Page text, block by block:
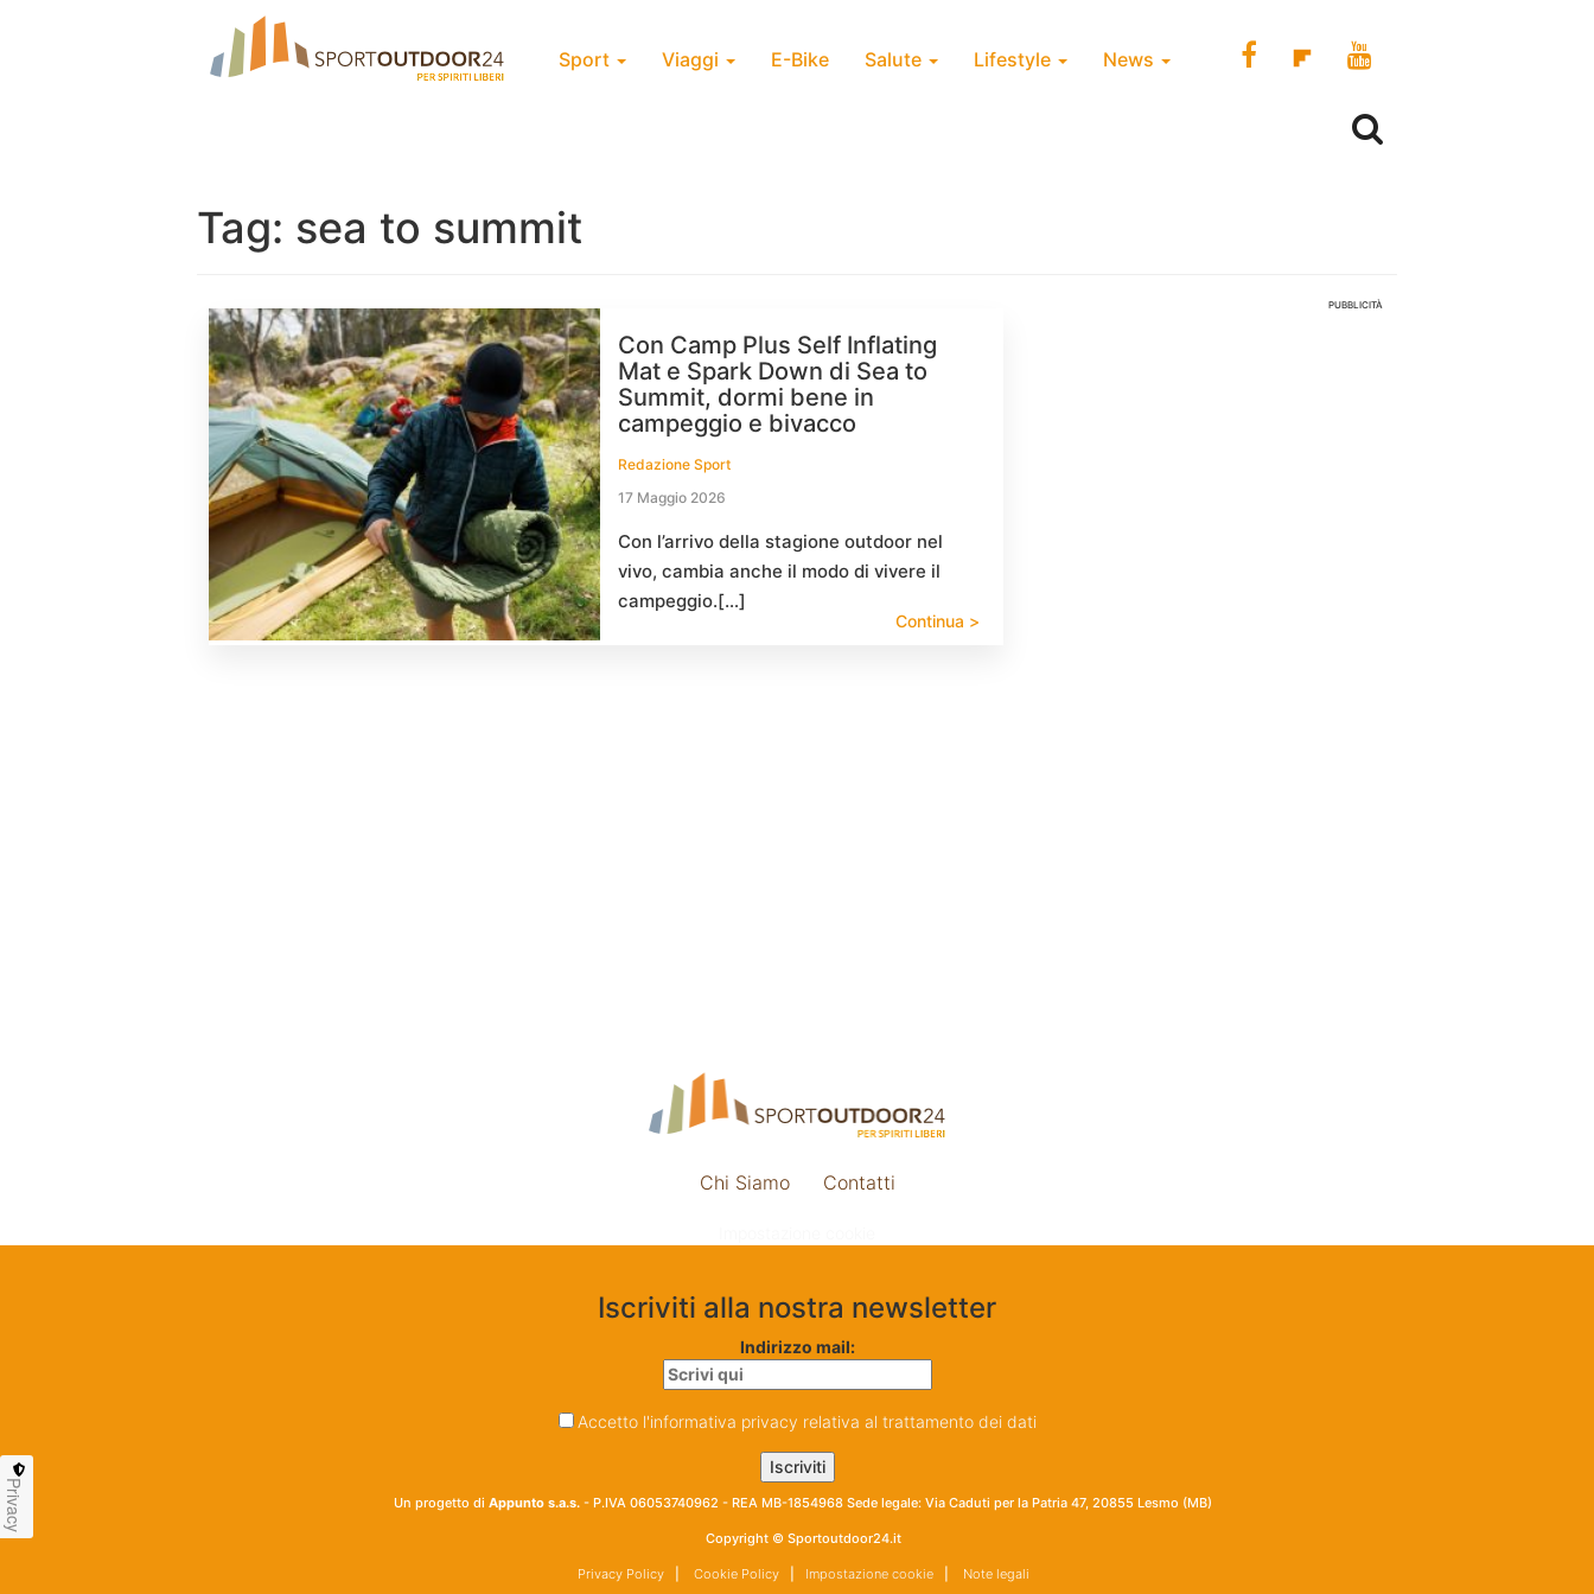
Sport Viaggi E-Bike Salute Lifestyle News
Tag: sea to summit
Con Camp Plus Self Inflating
Mat e Spark Down di Sea to
Summit, dormi bene in
campeggio e bivacco
Redazione Sport
17 Maggio 2026
Con l’arrivo della stagione outdoor nel
vivo, cambia anche il modo di vivere il
campeggio.[…]
Continua >
PUBBLICITÀ
Chi Siamo Contatti
Iscriviti alla nostra newsletter
Indirizzo mail:
Accetto l'informativa privacy relativa al trattamento dei dati
Un progetto di Appunto s.a.s. - P.IVA 06053740962 - REA MB-1854968 Sede legale: Via Caduti per la Patria 47, 20855 Lesmo (MB)
Copyright © Sportoutdoor24.it
Privacy Policy| Cookie Policy| Impostazione cookie| Note legali
Privacy